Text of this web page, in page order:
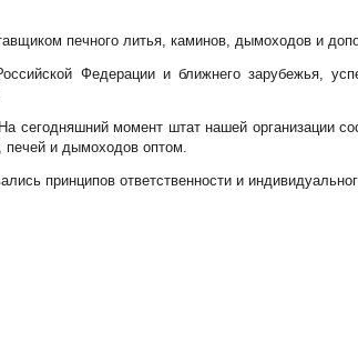
печного литья, каминов, дымоходов и
Федерации и ближнего зарубежья,
момент штат нашей организации
и дымоходов оптом.
принципов ответственности и